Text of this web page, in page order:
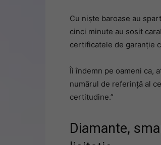
Cu niște baroase au
cinci minute au sosit
certificatele de garanție
Îi îndemn pe oameni ca,
numărul de referință al
certitudine.”
Diamante,